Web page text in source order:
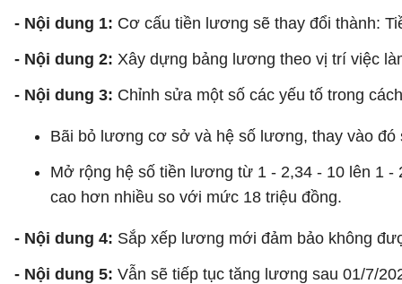
- Nội dung 1: Cơ cấu tiền lương sẽ thay đổi thành:
- Nội dung 2: Xây dựng bảng lương theo vị trí việc
- Nội dung 3: Chỉnh sửa một số các yếu tố trong
Bãi bỏ lương cơ sở và hệ số lương, thay vào
Mở rộng hệ số tiền lương từ 1 - 2,34 - 10 lên 1
cao hơn nhiều so với mức 18 triệu đồng.
- Nội dung 4: Sắp xếp lương mới đảm bảo không
- Nội dung 5: Vẫn sẽ tiếp tục tăng lương sau 01/7/